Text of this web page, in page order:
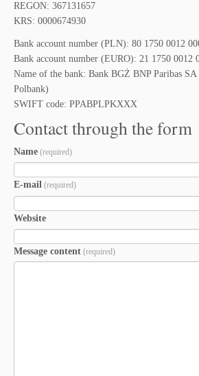
REGON: 367131657
KRS: 0000674930
Bank account number (PLN): 80 1750 0012
Bank account number (EURO): 21 1750 0012
Name of the bank: Bank BGŻ BNP Paribas
Polbank)
SWIFT code: PPABPLPKXXX
Contact through the form
Name (required)
E-mail (required)
Website
Message content (required)